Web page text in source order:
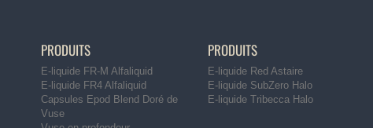
PRODUITS
E-liquide FR-M Alfaliquid
E-liquide FR4 Alfaliquid
Capsules Epod Blend Doré de
Vuse
PRODUITS
E-liquide Red Astaire
E-liquide SubZero Halo
E-liquide Tribecca Halo